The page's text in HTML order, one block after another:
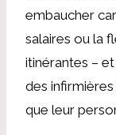
embaucher
salaires ou la
itinérantes –
des
que leur